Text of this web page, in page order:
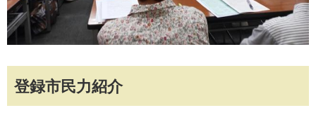
登録市民力紹介